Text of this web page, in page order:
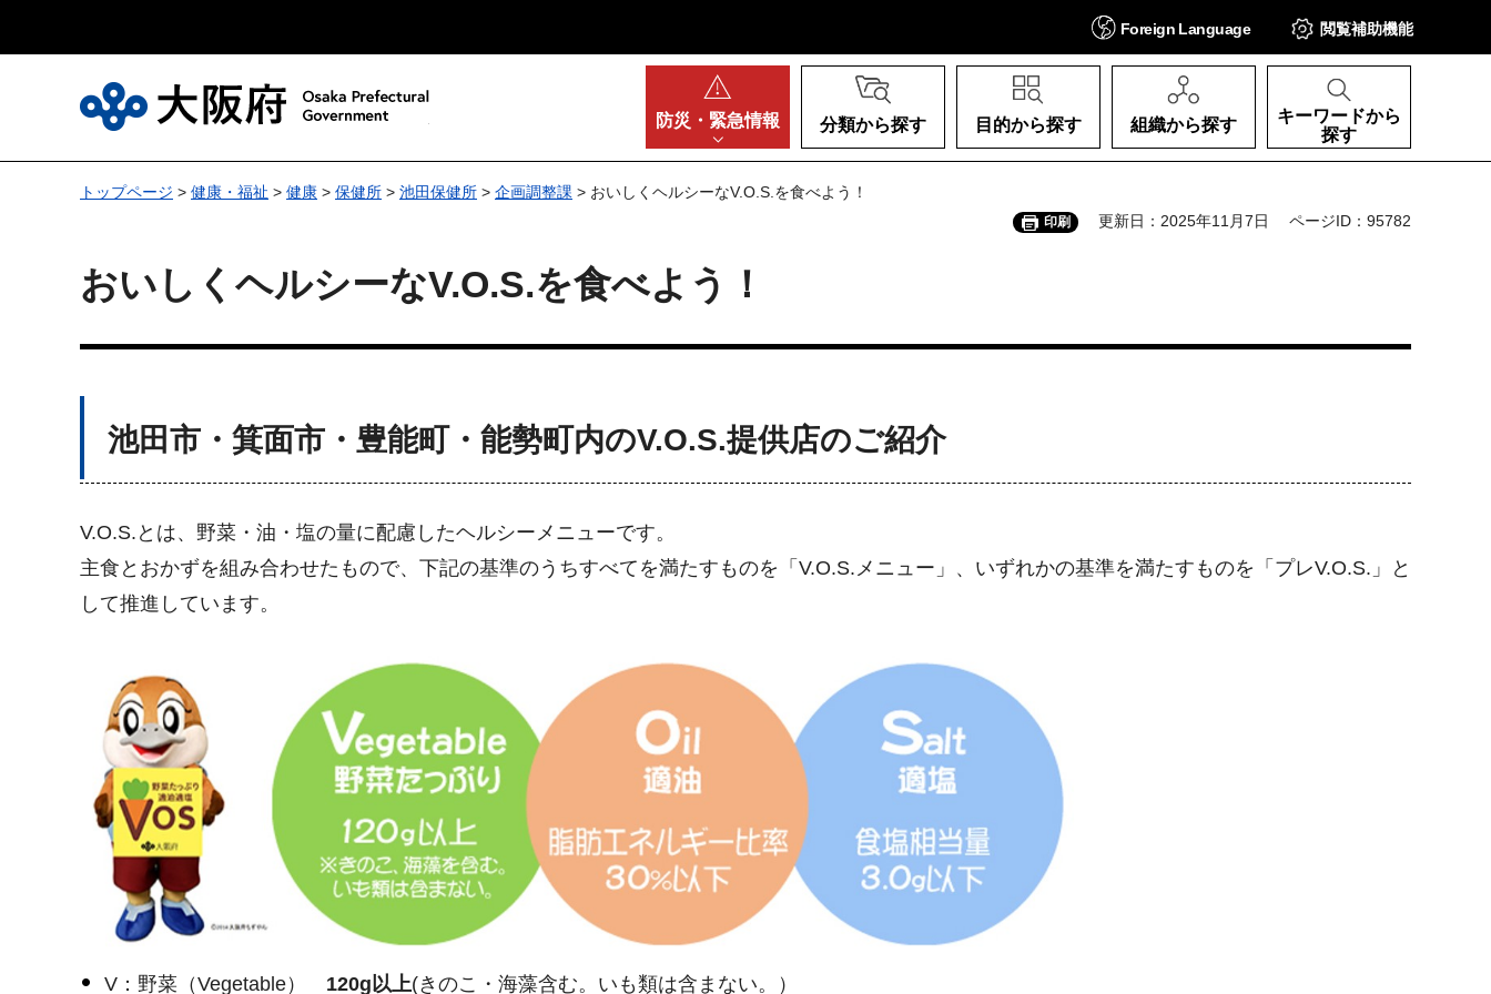
Foreign Language 閲覧補助機能
防災・ 緊急情報 分類から探す 目的から探す 組織から探す
キーワードから
探す
トップページ > 健康・福祉 > 健康 > 保健所 > 池田保健所 > 企画調整課 > おいしくヘルシーなV.O.S.を食べよう！
印刷 更新日：2025年11月7日 ページID：95782
おいしくヘルシーなV.O.S.を食べよう！
池田市・箕面市・豊能町・能勢町内のV.O.S.提供店のご紹介
V.O.S.とは、野菜・油・塩の量に配慮したヘルシーメニューです。
主食とおかずを組み合わせたもので、下記の基準のうちすべてを満たすものを「V.O.S.メニュー」、いずれかの基準を満たすものを「プレV.O.S.」と
して推進しています。
V：野菜（Vegetable） 120g以上(きのこ・海藻含む。いも類は含まない。）